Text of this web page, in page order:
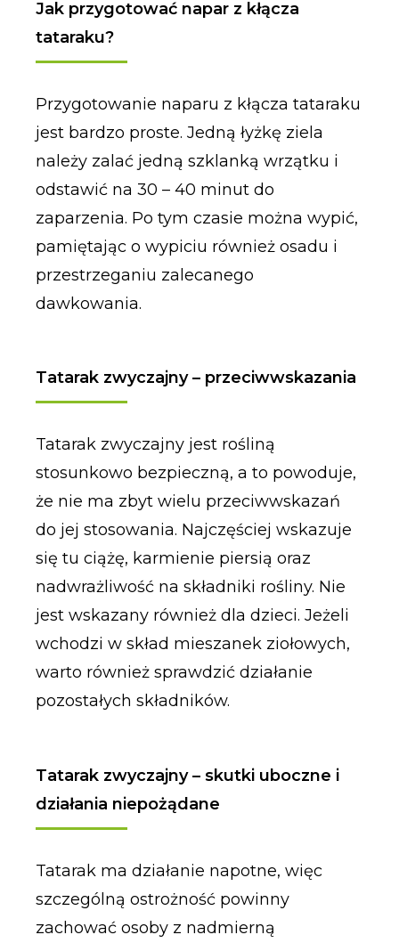
Jak przygotować napar z kłącza
tataraku?
Przygotowanie naparu z kłącza tataraku
jest bardzo proste. Jedną łyżkę ziela
należy zalać jedną szklanką wrzątku i
odstawić na 30 – 40 minut do
zaparzenia. Po tym czasie można wypić,
pamiętając o wypiciu również osadu i
przestrzeganiu zalecanego
dawkowania.
Tatarak zwyczajny – przeciwwskazania
Tatarak zwyczajny jest rośliną
stosunkowo bezpieczną, a to powoduje,
że nie ma zbyt wielu przeciwwskazań
do jej stosowania. Najczęściej wskazuje
się tu ciążę, karmienie piersią oraz
nadwrażliwość na składniki rośliny. Nie
jest wskazany również dla dzieci. Jeżeli
wchodzi w skład mieszanek ziołowych,
warto również sprawdzić działanie
pozostałych składników.
Tatarak zwyczajny – skutki uboczne i
działania niepożądane
Tatarak ma działanie napotne, więc
szczególną ostrożność powinny
zachować osoby z nadmierną